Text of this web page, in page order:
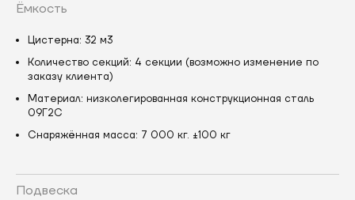
Ёмкость
Цистерна: 32 м3
Количество секций: 4 секции (возможно изменение по
заказу клиента)
Материал: низколегированная конструкционная сталь
09Г2С
Снаряжённая масса: 7 000 кг. ±100 кг
Подвеска